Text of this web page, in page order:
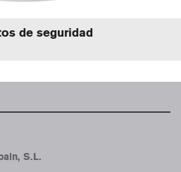
de seguridad
S.L.